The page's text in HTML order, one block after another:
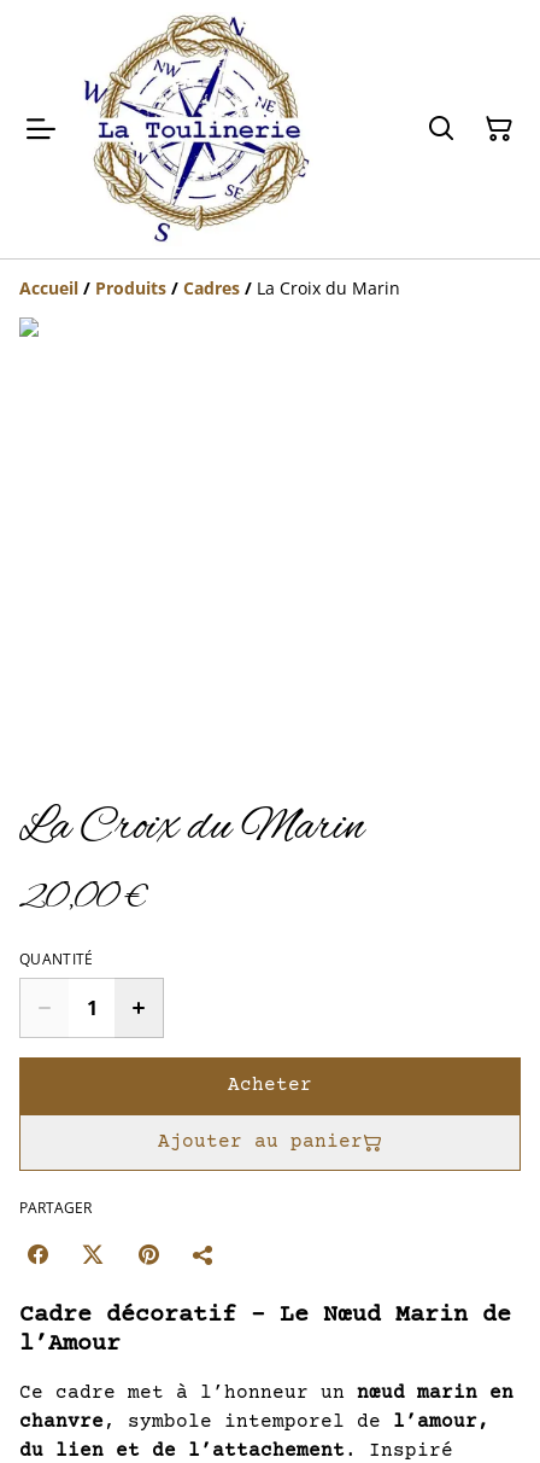
Accueil / Produits / Cadres / La Croix du Marin
La Croix du Marin
20,00 €
QUANTITÉ
Acheter
Ajouter au panier
PARTAGER
Cadre décoratif – Le Nœud Marin de
l’Amour
Ce cadre met à l’honneur un nœud marin en
chanvre, symbole intemporel de l’amour,
du lien et de l’attachement. Inspiré